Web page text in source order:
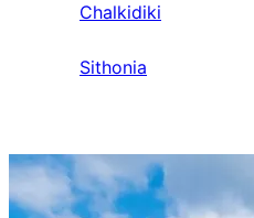
Chalkidiki
Sithonia